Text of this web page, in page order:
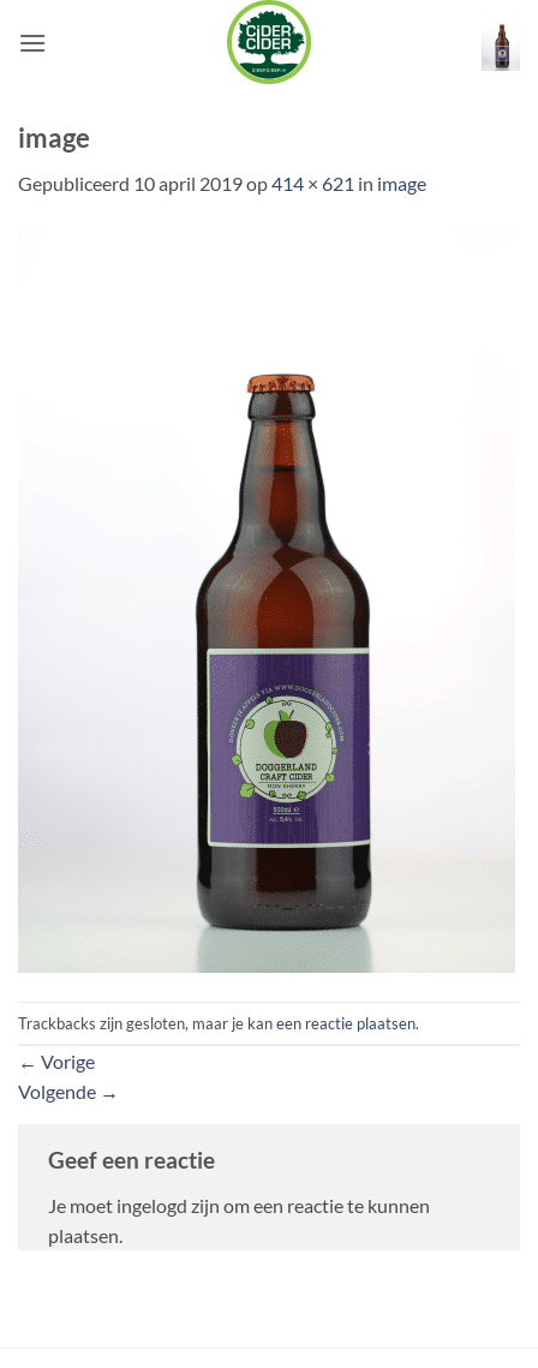
naar
image
Gepubliceerd 10 april 2019op414 × 621 in image
Trackbacks zijn gesloten, maar je kaneen reactie plaatsen.
← Vorige
Volgende →
Geef een reactie
Je moet ingelogd zijn om een reactie te kunnen
plaatsen.